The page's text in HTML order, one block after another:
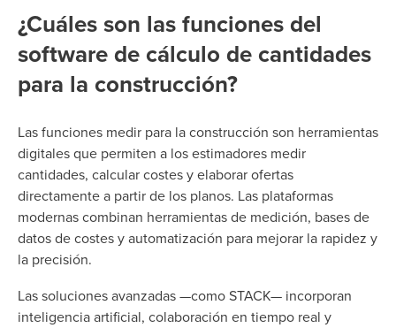
¿Cuáles son las funciones del
software de cálculo de cantidades
para la construcción?
Las funciones medir para la construcción son herramientas
digitales que permiten a los estimadores medir
cantidades, calcular costes y elaborar ofertas
directamente a partir de los planos. Las plataformas
modernas combinan herramientas de medición, bases de
datos de costes y automatización para mejorar la rapidez y
la precisión.
Las soluciones avanzadas —como STACK— incorporan
inteligencia artificial, colaboración en tiempo real y